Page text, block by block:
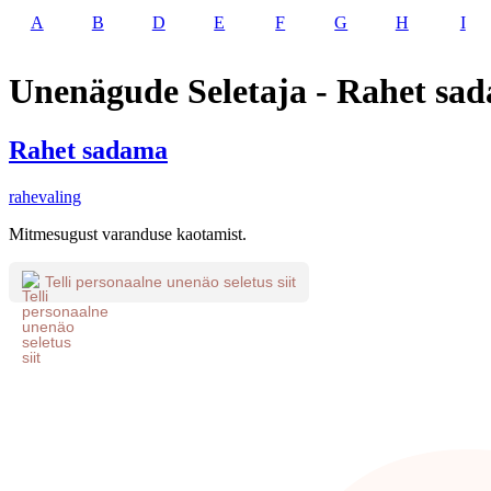
A B D E F G H I
Unenägude Seletaja - Rahet
Rahet sadama
rahevaling
Mitmesugust varanduse kaotamist.
Telli personaalne unenäo seletus siit